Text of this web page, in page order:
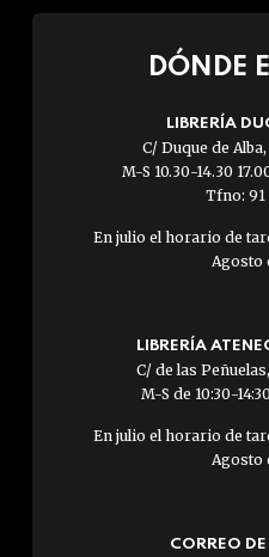
DÓNDE
LIBRERÍA
C/ Duque de
M-S 10.30-14.30
Tfno: 91
En julio el horario de
Agosto
LIBRERÍA
C/ de las
M-S de 10:30-
En julio el horario de
Agosto
CORREO